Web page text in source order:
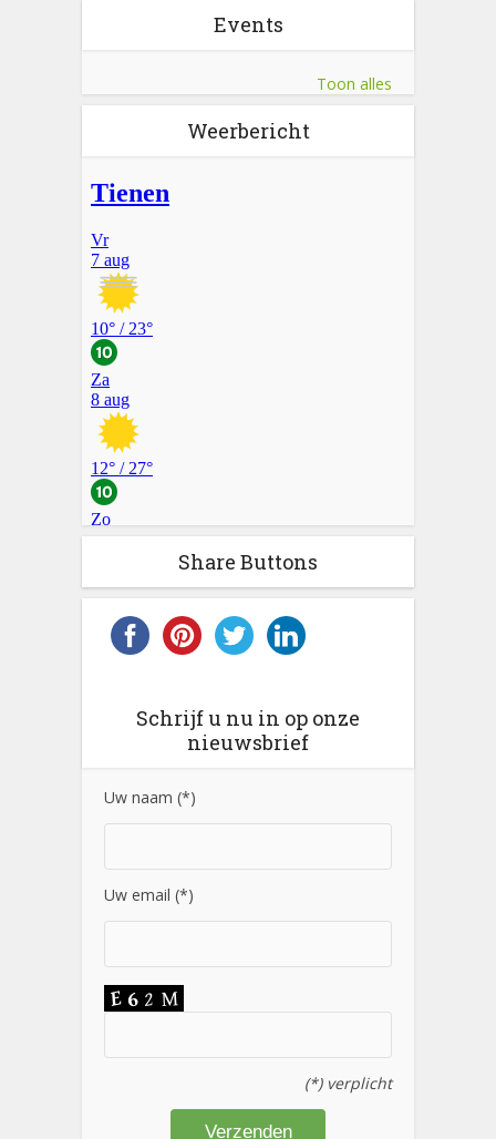
Events
Toon alles
Weerbericht
Share Buttons
Schrijf u nu in op onze
nieuwsbrief
Uw naam (*)
Uw email (*)
(*) verplicht